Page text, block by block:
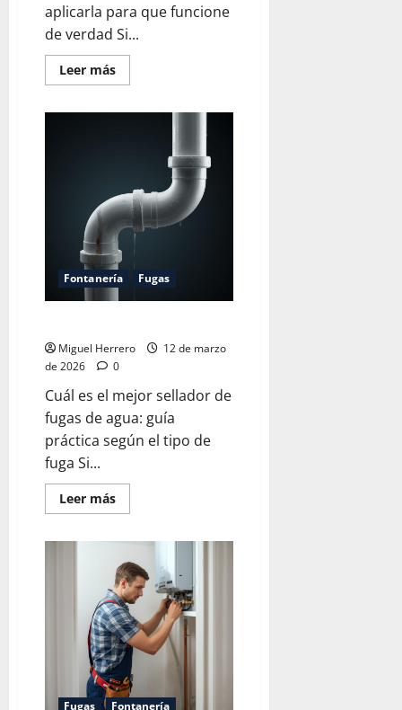
aplicarla para que funcione
de verdad Si...
Leer másLeer
más
Fontanería Fugas
Miguel Herrero
12 de marzo
de 2026
0
Cuál es el mejor sellador de
fugas de agua: guía
práctica según el tipo de
fuga Si...
Leer másLeer
más
sellador
de
fugas
de
agua
Fugas Fontanería